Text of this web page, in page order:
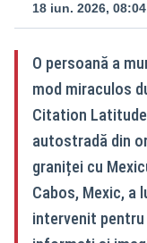
18 iun. 2026, 08:04
O persoană a
mod miraculos
Citation
autostradă din
graniței cu
Cabos, Mexic, a
intervenit pentru